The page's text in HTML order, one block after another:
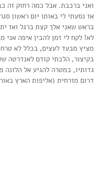
ואני ברכבת. אבל כמה רחוק זה
אז נסעתי לי באותו יום ראשון
בראש שאני אלך קצת ברגל ואז
לא! לקח לי זמן להבין איפה אני
מציץ מבעד לעצים, בכלל לא
בקיצור, הלכתי קודם לאנדרטה
גדותיו, במטרה להגיע אל
דרום מזרחית (אליפות הארץ